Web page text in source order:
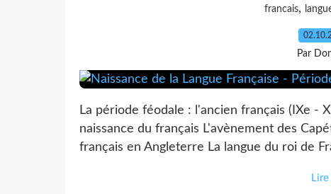
francais,
Par
La période féodale : l'ancien français (IXe -
naissance du français L'avènement des
français en Angleterre La langue du roi de